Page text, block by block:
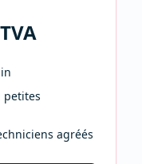
petites
agréés